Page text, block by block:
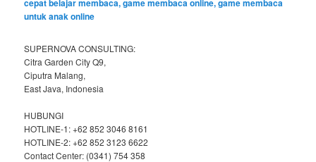
SUPERNOVA CONSULTING:
Citra Garden City Q9,
Ciputra Malang,
East Java, Indonesia
HUBUNGI
HOTLINE-1: +62 852 3046 8161
HOTLINE-2: +62 852 3123 6622
Contact Center: (0341) 754 358